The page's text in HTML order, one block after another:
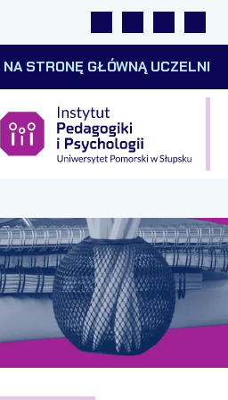
Linki Wyszukiwarka
Tłumacz
STRONĘ GŁÓWNĄ UCZELNI